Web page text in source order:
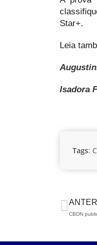
Star+.
Leia
Isadora
Tags:
CBDN